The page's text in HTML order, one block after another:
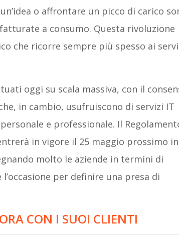
o affrontare un picco di carico
a consumo. Questa rivoluzione
che ricorre sempre più spesso ai
oggi su scala massiva, con il
in cambio, usufruiscono di servizi IT
e professionale. Il
in vigore il 25 maggio prossimo in
molto le aziende in termini di
per definire una presa di
CON I SUOI CLIENTI